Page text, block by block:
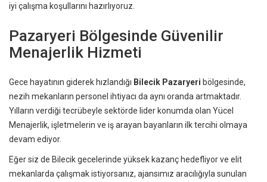
iyi çalışma koşullarını hazırlıyoruz.
Pazaryeri Bölgesinde Güvenilir
Menajerlik Hizmeti
Gece hayatının giderek hızlandığı Bilecik Pazaryeri bölgesinde,
nezih mekanların personel ihtiyacı da aynı oranda artmaktadır.
Yılların verdiği tecrübeyle sektörde lider konumda olan Yücel
Menajerlik, işletmelerin ve iş arayan bayanların ilk tercihi olmaya
devam ediyor.
Eğer siz de Bilecik gecelerinde yüksek kazanç hedefliyor ve elit
mekanlarda çalışmak istiyorsanız, ajansımız aracılığıyla sunulan